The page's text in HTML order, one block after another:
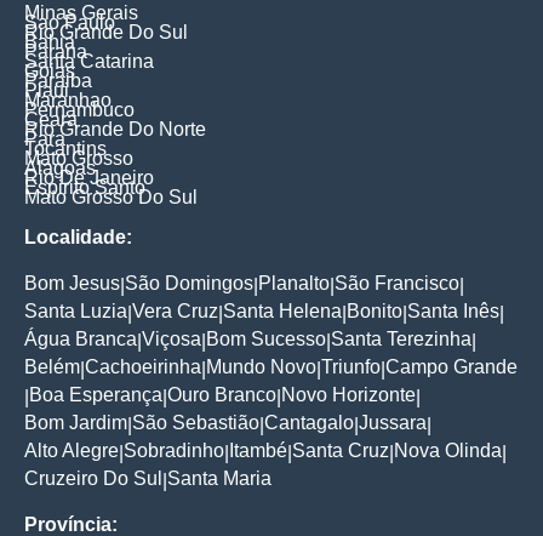
Minas Gerais
Sao Paulo
Rio Grande Do Sul
Bahia
Parana
Santa Catarina
Goias
Paraiba
Piaui
Maranhao
Pernambuco
Ceara
Rio Grande Do Norte
Para
Tocantins
Mato Grosso
Alagoas
Rio De Janeiro
Espirito Santo
Mato Grosso Do Sul
Localidade:
Bom Jesus São Domingos Planalto São Francisco
Santa Luzia Vera Cruz Santa Helena Bonito Santa Inês
Água Branca Viçosa Bom Sucesso Santa Terezinha
Belém Cachoeirinha Mundo Novo Triunfo Campo Grande
Boa Esperança Ouro Branco Novo Horizonte
Bom Jardim São Sebastião Cantagalo Jussara
Alto Alegre Sobradinho Itambé Santa Cruz Nova Olinda
Cruzeiro Do Sul Santa Maria
Província: